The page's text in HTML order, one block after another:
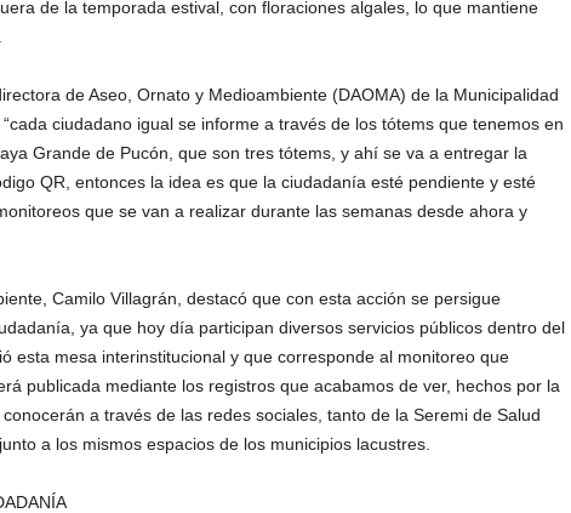
de la temporada estival, con floraciones algales, lo que mantiene
de Aseo, Ornato y Medioambiente (DAOMA) de la Municipalidad
ciudadano igual se informe a través de los tótems que tenemos en
Grande de Pucón, que son tres tótems, y ahí se va a entregar la
QR, entonces la idea es que la ciudadanía esté pendiente y esté
que se van a realizar durante las semanas desde ahora y
Camilo Villagrán, destacó que con esta acción se persigue
ya que hoy día participan diversos servicios públicos dentro del
esta mesa interinstitucional y que corresponde al monitoreo que
publicada mediante los registros que acabamos de ver, hechos por la
a través de las redes sociales, tanto de la Seremi de Salud
a los mismos espacios de los municipios lacustres.